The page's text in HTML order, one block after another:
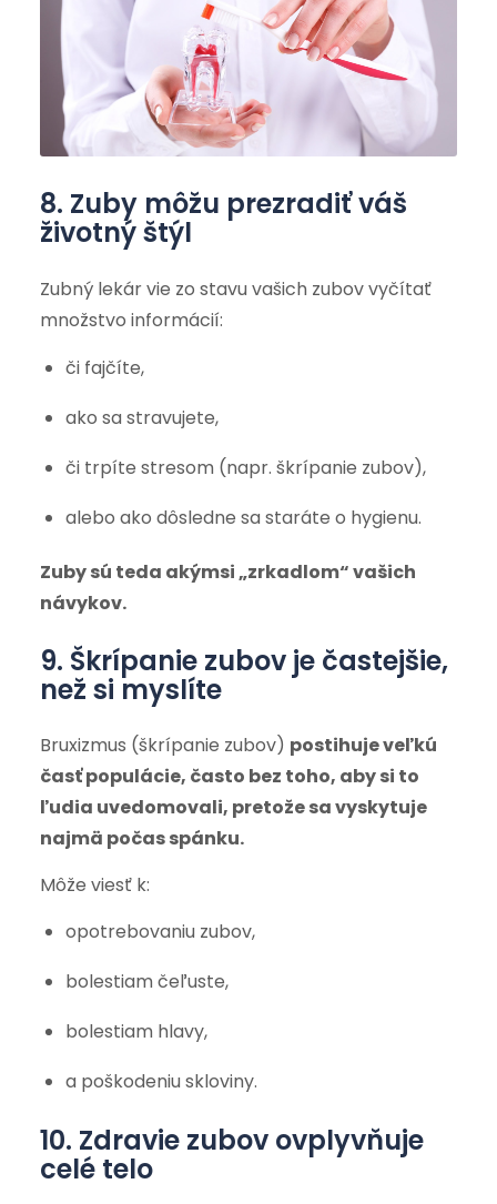
8. Zuby môžu prezradiť váš
životný štýl
Zubný lekár vie zo stavu vašich zubov vyčítať
množstvo informácií:
či fajčíte,
ako sa stravujete,
či trpíte stresom (napr. škrípanie zubov),
alebo ako dôsledne sa staráte o hygienu.
Zuby sú teda akýmsi „zrkadlom“ vašich
návykov.
9. Škrípanie zubov je častejšie,
než si myslíte
Bruxizmus (škrípanie zubov) postihuje veľkú
časť populácie, často bez toho, aby si to
ľudia uvedomovali, pretože sa vyskytuje
najmä počas spánku.
Môže viesť k:
opotrebovaniu zubov,
bolestiam čeľuste,
bolestiam hlavy,
a poškodeniu skloviny.
10. Zdravie zubov ovplyvňuje
celé telo